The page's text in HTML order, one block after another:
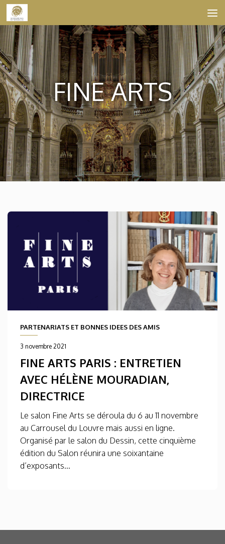
Skip to content
FINE ARTS
PARTENARIATS ET BONNES IDEES DES AMIS
3 novembre 2021
FINE ARTS PARIS : ENTRETIEN
AVEC HÉLÈNE MOURADIAN,
DIRECTRICE
Le salon Fine Arts se déroula du 6 au 11 novembre
au Carrousel du Louvre mais aussi en ligne.
Organisé par le salon du Dessin, cette cinquième
édition du Salon réunira une soixantaine
d’exposants...